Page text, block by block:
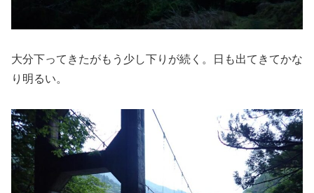
大分下ってきたがもう少し下りが続く。日も出てきてかな
り明るい。